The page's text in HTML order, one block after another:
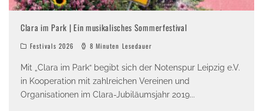
Clara im Park | Ein musikalisches Sommerfestival
Festivals 2026 8 Minuten Lesedauer
Mit „Clara im Park“ begibt sich der Notenspur Leipzig e.V.
in Kooperation mit zahlreichen Vereinen und
Organisationen im Clara-Jubiläumsjahr 2019...